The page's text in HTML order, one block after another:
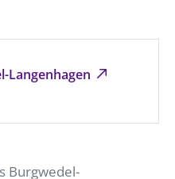
Langenhagen
Burgwedel-